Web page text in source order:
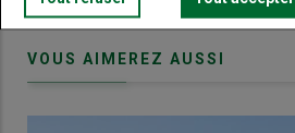
VOUS AIMEREZ AUSSI